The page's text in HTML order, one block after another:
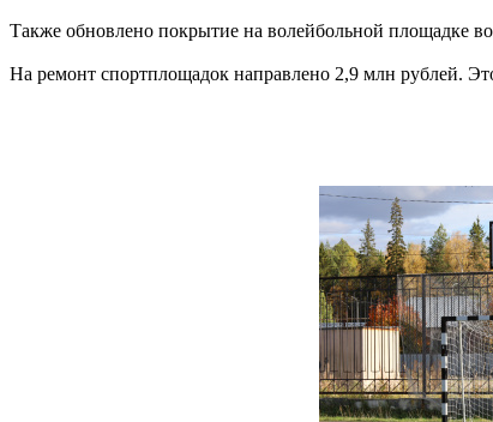
Также обновлено покрытие на волейбольной площадке
На ремонт спортплощадок направлено 2,9 млн рублей.